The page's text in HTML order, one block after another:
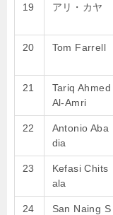
19 アリ・カヤ
20 Tom Farrell
21
Tariq Ahmed
Al-Amri
22
Antonio Aba
dia
23
Kefasi Chits
ala
24
San Naing S